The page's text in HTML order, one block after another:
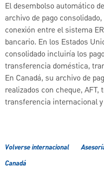
El desembolso automático
archivo de pago
conexión entre el sistema
bancario. En los Estados
consolidado incluiría los
transferencia doméstica,
En Canadá, su archivo de
realizados con cheque,
transferencia internacional
Volverse internacional
Canadá